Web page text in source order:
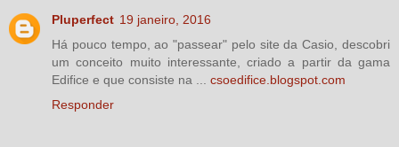
Pluperfect 19 janeiro, 2016
Há pouco tempo, ao "passear" pelo site da Casio, descobri
um conceito muito interessante, criado a partir da gama
Edifice e que consiste na ... csoedifice.blogspot.com
Responder